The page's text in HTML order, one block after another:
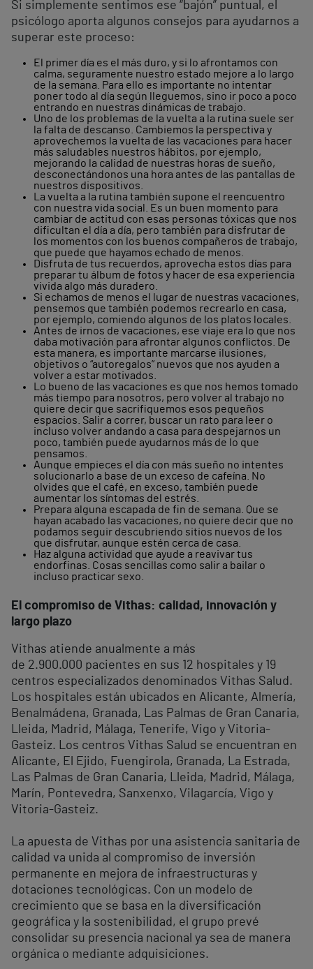
Si simplemente sentimos ese “bajón” puntual, el
psicólogo aporta algunos consejos para ayudarnos a
superar este proceso:
El primer día es el más duro, y si lo afrontamos con
calma, seguramente nuestro estado mejore a lo largo
de la semana. Para ello es importante no intentar
poner todo al día según lleguemos, sino ir poco a poco
entrando en nuestras dinámicas de trabajo.
Uno de los problemas de la vuelta a la rutina suele ser
la falta de descanso. Cambiemos la perspectiva y
aprovechemos la vuelta de las vacaciones para hacer
más saludables nuestros hábitos, por ejemplo,
mejorando la calidad de nuestras horas de sueño,
desconectándonos una hora antes de las pantallas de
nuestros dispositivos.
La vuelta a la rutina también supone el reencuentro
con nuestra vida social. Es un buen momento para
cambiar de actitud con esas personas tóxicas que nos
dificultan el día a día, pero también para disfrutar de
los momentos con los buenos compañeros de trabajo,
que puede que hayamos echado de menos.
Disfruta de tus recuerdos, aprovecha estos días para
preparar tu álbum de fotos y hacer de esa experiencia
vivida algo más duradero.
Si echamos de menos el lugar de nuestras vacaciones,
pensemos que también podemos recrearlo en casa,
por ejemplo, comiendo algunos de los platos locales.
Antes de irnos de vacaciones, ese viaje era lo que nos
daba motivación para afrontar algunos conflictos. De
esta manera, es importante marcarse ilusiones,
objetivos o “autoregalos” nuevos que nos ayuden a
volver a estar motivados.
Lo bueno de las vacaciones es que nos hemos tomado
más tiempo para nosotros, pero volver al trabajo no
quiere decir que sacrifiquemos esos pequeños
espacios. Salir a correr, buscar un rato para leer o
incluso volver andando a casa para despejarnos un
poco, también puede ayudarnos más de lo que
pensamos.
Aunque empieces el día con más sueño no intentes
solucionarlo a base de un exceso de cafeína. No
olvides que el café, en exceso, también puede
aumentar los síntomas del estrés.
Prepara alguna escapada de fin de semana. Que se
hayan acabado las vacaciones, no quiere decir que no
podamos seguir descubriendo sitios nuevos de los
que disfrutar, aunque estén cerca de casa.
Haz alguna actividad que ayude a reavivar tus
endorfinas. Cosas sencillas como salir a bailar o
incluso practicar sexo.
El compromiso de Vithas: calidad, innovación y
largo plazo
Vithas atiende anualmente a más
de 2.900.000 pacientes en sus 12 hospitales y 19
centros especializados denominados Vithas Salud.
Los hospitales están ubicados en Alicante, Almería,
Benalmádena, Granada, Las Palmas de Gran Canaria,
Lleida, Madrid, Málaga, Tenerife, Vigo y Vitoria-
Gasteiz. Los centros Vithas Salud se encuentran en
Alicante, El Ejido, Fuengirola, Granada, La Estrada,
Las Palmas de Gran Canaria, Lleida, Madrid, Málaga,
Marín, Pontevedra, Sanxenxo, Vilagarcía, Vigo y
Vitoria-Gasteiz.
La apuesta de Vithas por una asistencia sanitaria de
calidad va unida al compromiso de inversión
permanente en mejora de infraestructuras y
dotaciones tecnológicas. Con un modelo de
crecimiento que se basa en la diversificación
geográfica y la sostenibilidad, el grupo prevé
consolidar su presencia nacional ya sea de manera
orgánica o mediante adquisiciones.